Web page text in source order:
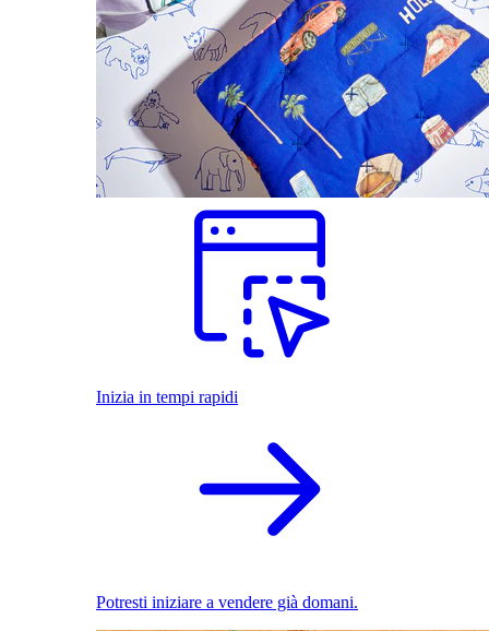
Inizia in tempi rapidi
Potresti iniziare a vendere già domani.